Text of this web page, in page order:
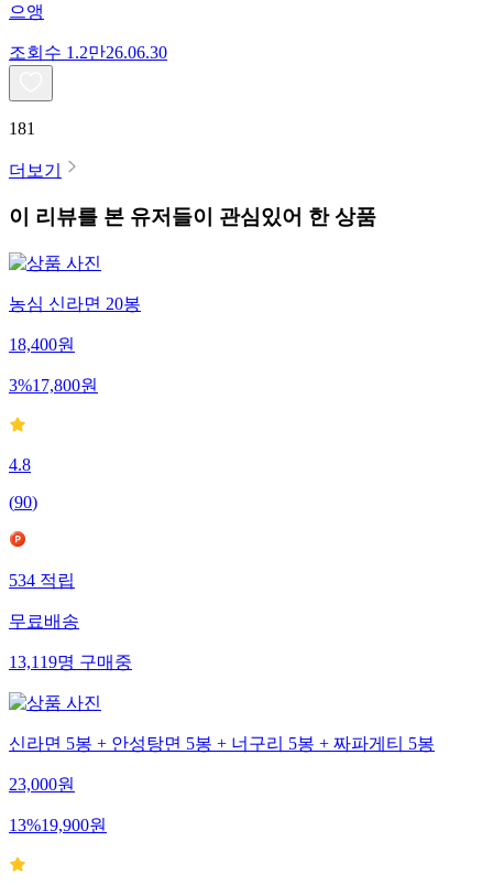
으앵
조회수 1.2만26.06.30
181
더보기
이 리뷰를 본 유저들이 관심있어 한 상품
농심 신라면 20봉
18,400원
3%17,800원
4.8
(90)
534 적립
무료배송
13,119명 구매중
신라면 5봉 + 안성탕면 5봉 + 너구리 5봉 + 짜파게티 5봉
23,000원
13%19,900원